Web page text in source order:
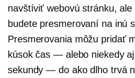
navštíviť webovú stránku,
budete presmerovaní na inú
Presmerovania môžu pridať
kúsokčas — alebo niekedy
sekundy — doako dlho trvá